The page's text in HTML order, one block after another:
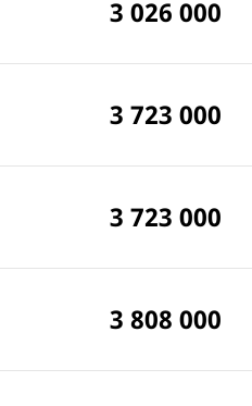
3 026 000
3 723 000
3 723 000
3 808 000